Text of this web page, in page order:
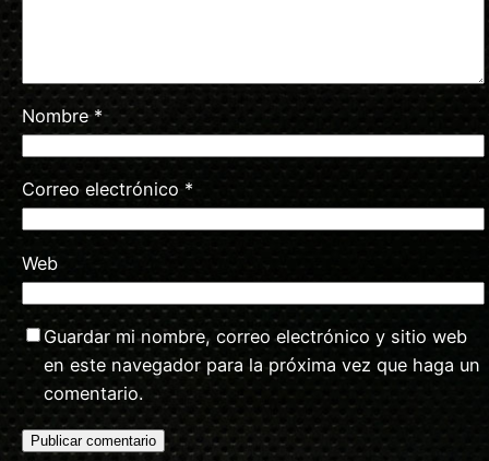
Nombre*
Correo electrónico *
Web
Guardar mi nombre, correo electrónico y sitio web
en este navegador para la próxima vez que haga un
comentario.